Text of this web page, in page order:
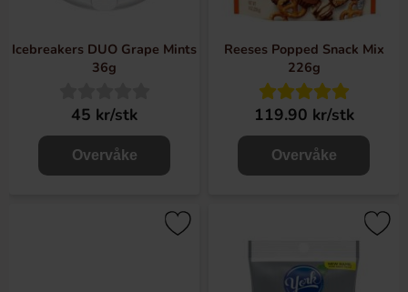
Icebreakers DUO Grape Mints
36g
45 kr/stk
Overvåke
Reeses Popped Snack Mix
226g
119.90 kr/stk
Overvåke